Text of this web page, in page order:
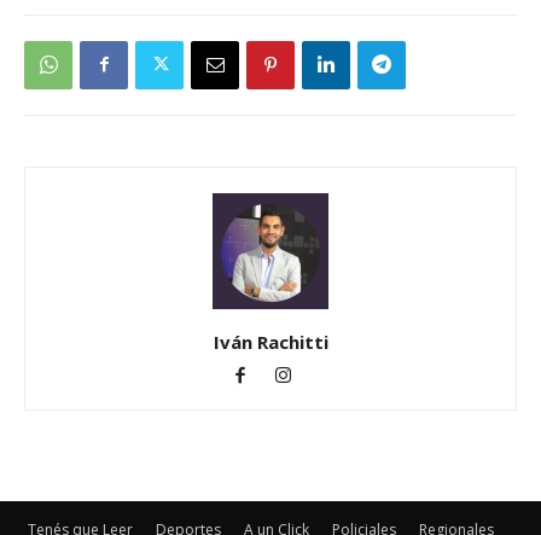
Iván Rachitti
Tenés que Leer Deportes A un Click Policiales Regionales